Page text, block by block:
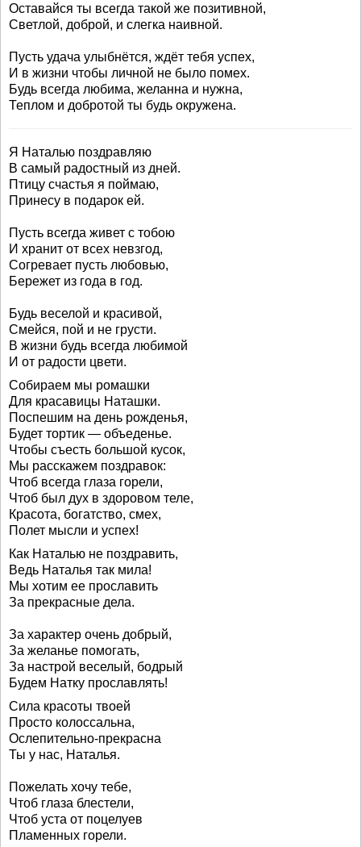
Оставайся ты всегда такой же позитивной,
Светлой, доброй, и слегка наивной.
Пусть удача улыбнётся, ждёт тебя успех,
И в жизни чтобы личной не было помех.
Будь всегда любима, желанна и нужна,
Теплом и добротой ты будь окружена.
Я Наталью поздравляю
В самый радостный из дней.
Птицу счастья я поймаю,
Принесу в подарок ей.
Пусть всегда живет с тобою
И хранит от всех невзгод,
Согревает пусть любовью,
Бережет из года в год.
Будь веселой и красивой,
Смейся, пой и не грусти.
В жизни будь всегда любимой
И от радости цвети.
Собираем мы ромашки
Для красавицы Наташки.
Поспешим на день рожденья,
Будет тортик — объеденье.
Чтобы съесть большой кусок,
Мы расскажем поздравок:
Чтоб всегда глаза горели,
Чтоб был дух в здоровом теле,
Красота, богатство, смех,
Полет мысли и успех!
Как Наталью не поздравить,
Ведь Наталья так мила!
Мы хотим ее прославить
За прекрасные дела.
За характер очень добрый,
За желанье помогать,
За настрой веселый, бодрый
Будем Натку прославлять!
Сила красоты твоей
Просто колоссальна,
Ослепительно-прекрасна
Ты у нас, Наталья.
Пожелать хочу тебе,
Чтоб глаза блестели,
Чтоб уста от поцелуев
Пламенных горели.